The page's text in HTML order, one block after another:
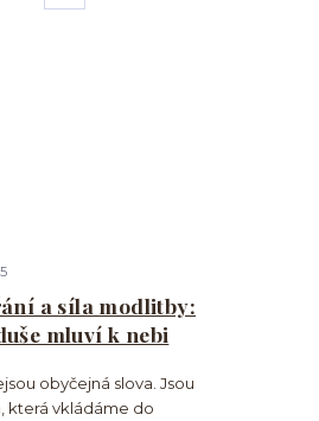
a síla modlitby:
mluví k nebi
obyčejná slova. Jsou
která vkládáme do